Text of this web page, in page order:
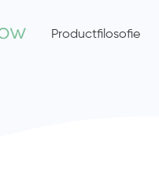
Productfilosofie